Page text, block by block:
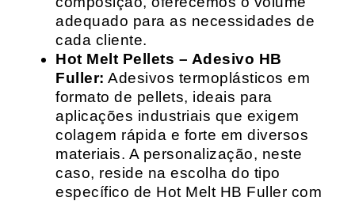
adequado para as necessidades de
cada cliente.
Hot Melt Pellets – Adesivo HB
Fuller: Adesivos termoplásticos em
formato de pellets, ideais para
aplicações industriais que exigem
colagem rápida e forte em diversos
materiais. A personalização, neste
caso, reside na escolha do tipo
específico de Hot Melt HB Fuller com